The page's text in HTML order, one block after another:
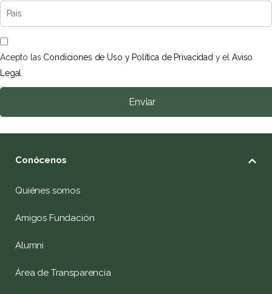
Acepto las Condiciones de Uso y Política de Privacidad y elAviso
Legal
Enviar
Conócenos
Quiénes somos
Amigos Fundación
Alumni
Área de Transparencia